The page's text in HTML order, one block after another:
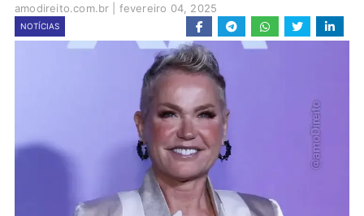
amodireito.com.br fevereiro 04, 2025
NOTÍCIAS